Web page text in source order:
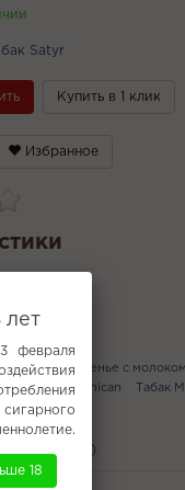
Satyr
Купить в 1 клик
Избранное
Печенье с
Brusko Minican Табак
Отзывы (0)
лет
февраля
18